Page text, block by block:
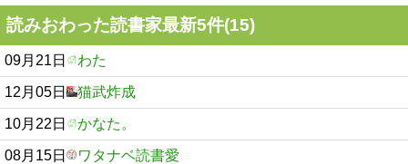
読みおわった読書家最新5件(15)
09月21日 わた
12月05日 猫武炸成
10月22日 かなた。
08月15日 ワタナベ読書愛